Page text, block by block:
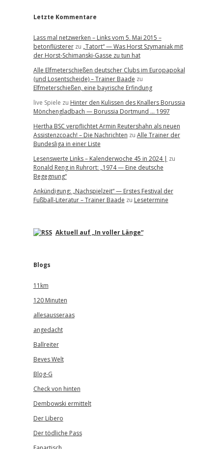
Letzte Kommentare
Lass mal netzwerken – Links vom 5. Mai 2015 –
betonflüstererzu „Tatort“ — Was Horst Szymaniak mit
der Horst-Schimanski-Gasse zu tun hat
Alle Elfmeterschießen deutscher Clubs im Europapokal
(und Losentscheide) – Trainer Baade zu
Elfmeterschießen, eine bayrische Erfindung
live Spiele zu Hinter den Kulissen des Knallers Borussia
Mönchengladbach — Borussia Dortmund … 1997
Hertha BSC verpflichtet Armin Reutershahn als neuen
Assistenzcoach! – Die Nachrichten zu Alle Trainer der
Bundesliga in einer Liste
Lesenswerte Links – Kalenderwoche 45 in 2024 | zu
Ronald Reng in Ruhrort: „1974 — Eine deutsche
Begegnung“
Ankündigung: „Nachspielzeit“ — Erstes Festival der
Fußball-Literatur – Trainer Baade zu Lesetermine
Aktuell auf „In voller Länge“
Blogs
11km
120 Minuten
allesausseraas
angedacht
Ballreiter
Beves Welt
Blog-G
Check von hinten
Dembowski ermittelt
Der Libero
Der tödliche Pass